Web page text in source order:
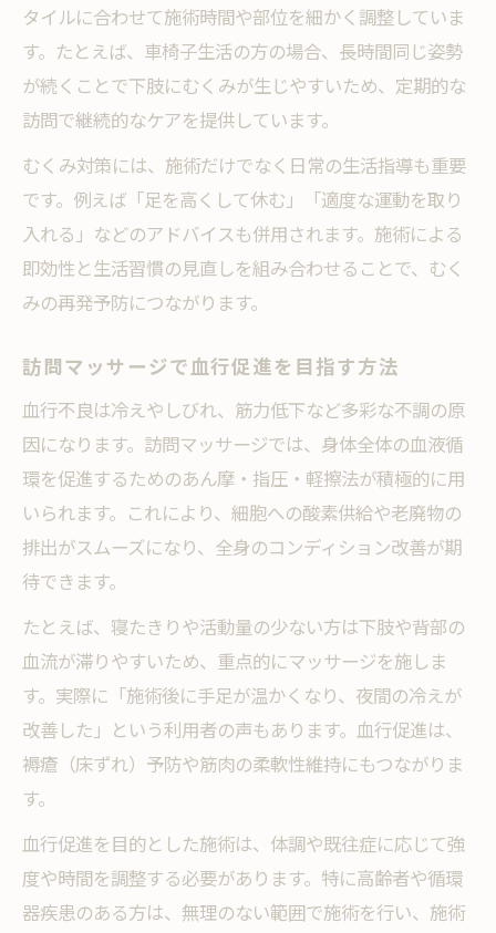
タイルに合わせて施術時間や部位を細かく調整していま
す。たとえば、車椅子生活の方の場合、長時間同じ姿勢
が続くことで下肢にむくみが生じやすいため、定期的な
訪問で継続的なケアを提供しています。
むくみ対策には、施術だけでなく日常の生活指導も重要
です。例えば「足を高くして休む」「適度な運動を取り
入れる」などのアドバイスも併用されます。施術による
即効性と生活習慣の見直しを組み合わせることで、むく
みの再発予防につながります。
訪問マッサージで血行促進を目指す方法
血行不良は冷えやしびれ、筋力低下など多彩な不調の原
因になります。訪問マッサージでは、身体全体の血液循
環を促進するためのあん摩・指圧・軽擦法が積極的に用
いられます。これにより、細胞への酸素供給や老廃物の
排出がスムーズになり、全身のコンディション改善が期
待できます。
たとえば、寝たきりや活動量の少ない方は下肢や背部の
血流が滞りやすいため、重点的にマッサージを施しま
す。実際に「施術後に手足が温かくなり、夜間の冷えが
改善した」という利用者の声もあります。血行促進は、
褥瘡（床ずれ）予防や筋肉の柔軟性維持にもつながりま
す。
血行促進を目的とした施術は、体調や既往症に応じて強
度や時間を調整する必要があります。特に高齢者や循環
器疾患のある方は、無理のない範囲で施術を行い、施術